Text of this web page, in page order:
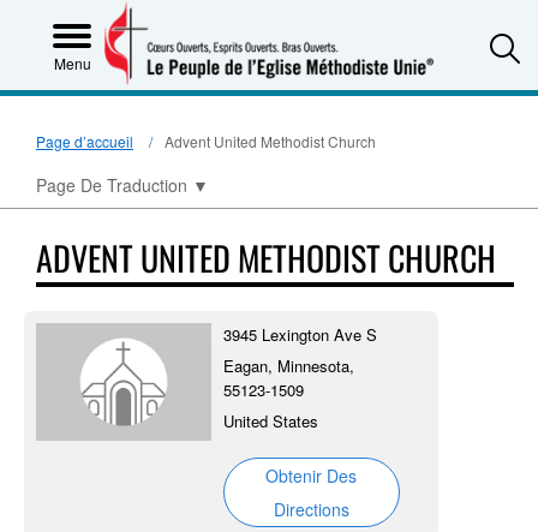
Menu
Page d’accueil Advent United Methodist Church
Page De Traduction ▼
ADVENT UNITED METHODIST CHURCH
3945 Lexington Ave S
Eagan, Minnesota,
55123-1509
United States
Obtenir Des
Directions